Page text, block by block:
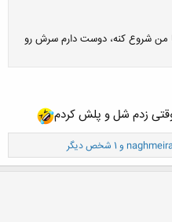
من شروع کنه، دوست دارم سرش رو
زدم شل و پلش کردم
و 1 شخص دیگر